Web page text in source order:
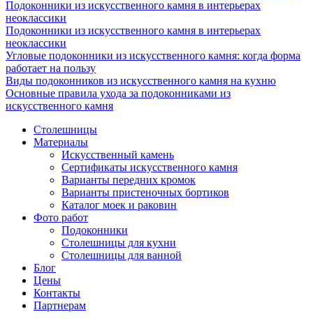
Подоконники из искусственного камня в интерьерах
неоклассики
Подоконники из искусственного камня в интерьерах
неоклассики
Угловые подоконники из искусственного камня: когда форма
работает на пользу
Виды подоконников из искусственного камня на кухню
Основные правила ухода за подоконниками из
искусственного камня
Столешницы
Материалы
Искусственный камень
Сертификаты искусственного камня
Варианты передних кромок
Варианты пристеночных бортиков
Каталог моек и раковин
Фото работ
Подоконники
Столешницы для кухни
Столешницы для ванной
Блог
Цены
Контакты
Партнерам